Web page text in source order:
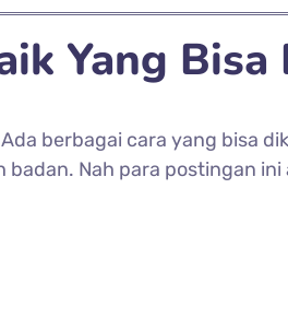
Yang Bisa
berbagai cara yang bisa
Nah para postingan ini